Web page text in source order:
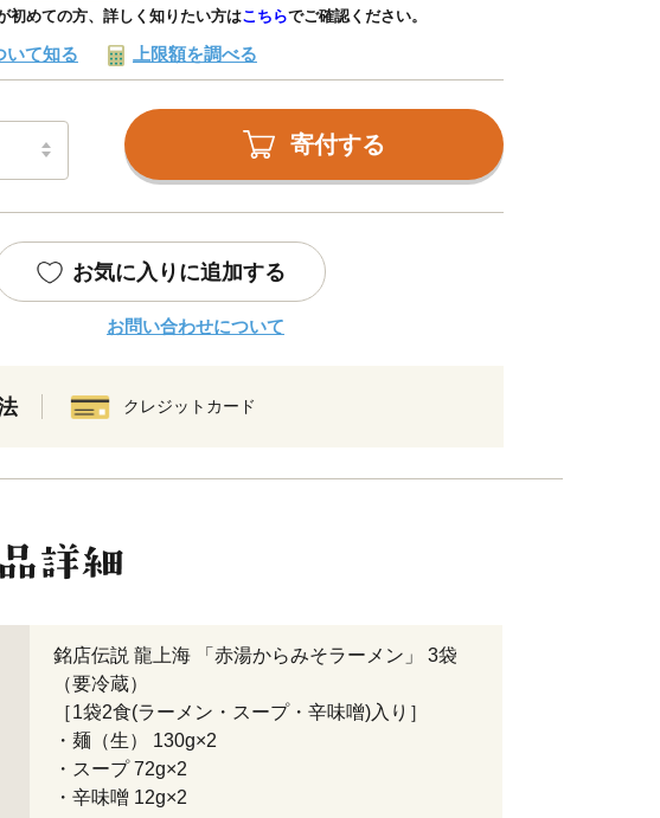
初めての方、詳しく知りたい方はこちらでご確認ください。
いて知る 上限額を調べる
寄付する
お気に入りに追加する
お問い合わせについて
クレジットカード
銘店伝説 龍上海 「赤湯からみそラーメン」 3袋
（要冷蔵）
［1袋2食(ラーメン・スープ・辛味噌)入り］
・麺（生） 130g×2
・スープ 72g×2
・辛味噌 12g×2